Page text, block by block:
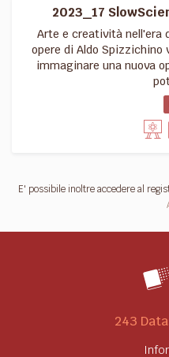
2023_17
Arte e creatività nell'era
opere di Aldo Spizzichino
immaginare una nuova
E' possibile inoltre accedere al
243